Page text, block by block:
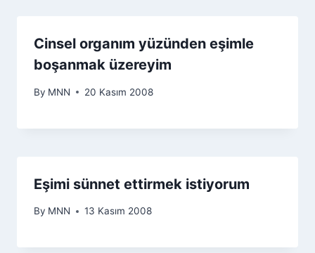
Cinsel organım yüzünden eşimle
boşanmak üzereyim
By MNN 20 Kasım 2008
Eşimi sünnet ettirmek istiyorum
By MNN 13 Kasım 2008